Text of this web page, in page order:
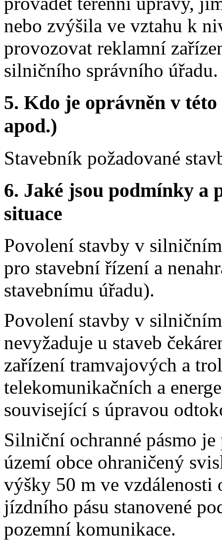
nebo zvýšila ve vztahu k
provozovat reklamní
silničního správního úřadu.
5. Kdo je oprávněn v
apod.)
Stavebník požadované
6. Jaké jsou podmínky a
situace
Povolení stavby v
pro stavební řízení a
stavebnímu úřadu).
Povolení stavby v
nevyžaduje u staveb
zařízení tramvajových a
telekomunikačních a
související s úpravou
Silniční ochranné pásmo
území obce ohraničený
výšky 50 m ve
jízdního pásu stanovené
pozemní komunikace.